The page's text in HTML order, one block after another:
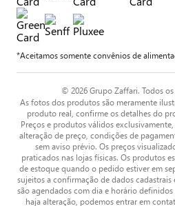
*Aceitamos somente convênios de
© 2026 Grupo Zaffari. Todos
As fotos dos produtos são meramente
produto real, confirme os detalhes do
Preços e produtos válidos
alteração de preço, condições de
sem aviso prévio. Os preços
praticados nas lojas físicas. Os produtos
de estoque quando o pedido estiver em
sujeitos a confirmação de dados
são agendados com dia e horário
haja alteração, podemos entrar em